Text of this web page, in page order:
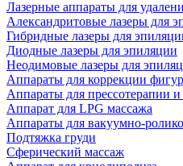
Лазерные аппараты для
Александритовые лазеры для
Гибридные лазеры для
Диодные лазеры для эпиляции
Неодимовые лазеры для
Аппараты для коррекции
Аппараты для прессотерапии
Аппарат для LPG массажа
Аппараты для вакуумно-
Подтяжка груди
Сферический массаж